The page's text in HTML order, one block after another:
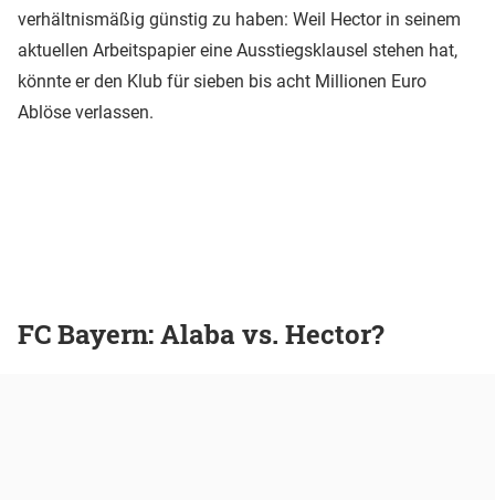
verhältnismäßig günstig zu haben: Weil Hector in seinem
aktuellen Arbeitspapier eine Ausstiegsklausel stehen hat,
könnte er den Klub für sieben bis acht Millionen Euro
Ablöse verlassen.
FC Bayern: Alaba vs. Hector?